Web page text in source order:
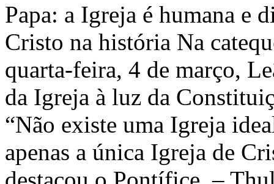
Papa: a Igreja é humana e
Cristo na história Na
quarta-feira, 4 de março,
da Igreja à luz da
“Não existe uma Igreja
apenas a única Igreja de